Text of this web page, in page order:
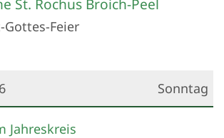
St. Rochus Broich-Peel
Gottes-Feier
Sonntag
2026
Jahreskreis